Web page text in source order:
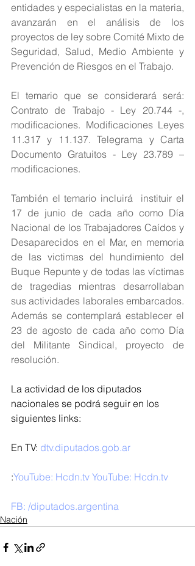
entidades y especialistas en la materia,
avanzarán en el análisis de los
proyectos de ley sobre Comité Mixto de
Seguridad, Salud, Medio Ambiente y
Prevención de Riesgos en el Trabajo.
El temario que se considerará será:
Contrato de Trabajo - Ley 20.744 -,
modificaciones. Modificaciones Leyes
11.317 y 11.137. Telegrama y Carta
Documento Gratuitos - Ley 23.789 –
modificaciones.
También el temario incluirá  instituir el
17 de junio de cada año como Día
Nacional de los Trabajadores Caídos y
Desaparecidos en el Mar, en memoria
de las victimas del hundimiento del
Buque Repunte y de todas las víctimas
de tragedias mientras desarrollaban
sus actividades laborales embarcados.
Además se contemplará establecer el
23 de agosto de cada año como Día
del Militante Sindical, proyecto de
resolución.
La actividad de los diputados
nacionales se podrá seguir en los
siguientes links:
En TV: dtv.diputados.gob.ar
:YouTube: Hcdn.tv YouTube: Hcdn.tv
FB: /diputados.argentina
Nación